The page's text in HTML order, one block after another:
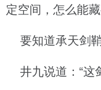
定空间，怎么能
要知道承天剑鞘
井九说道：“这